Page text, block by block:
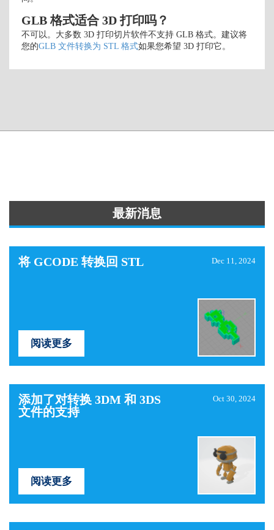
GLB 格式适合 3D 打印吗？
不可以。大多数 3D 打印切片软件不支持 GLB 格式。建议将
您的GLB 文件转换为 STL 格式如果您希望 3D 打印它。
最新消息
将 GCODE 转换回 STL Dec 11, 2024
阅读更多
添加了对转换 3DM 和 3DS
文件的支持
Oct 30, 2024
阅读更多